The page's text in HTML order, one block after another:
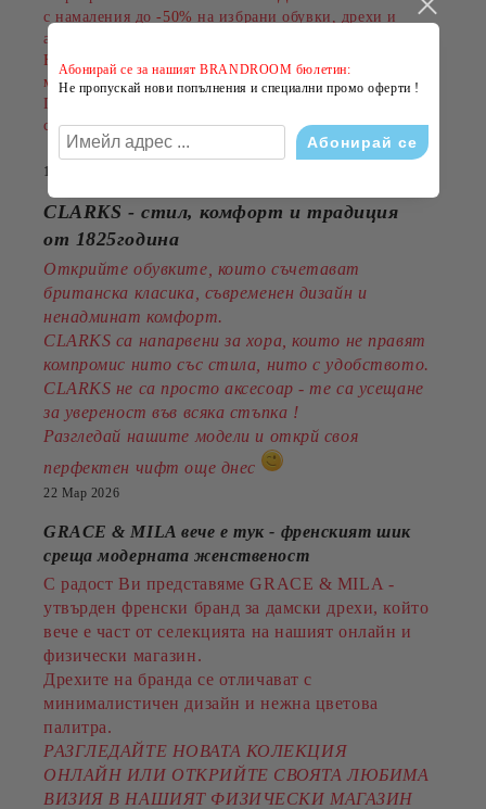
с намаления до -50% на избрани обувки, дрехи и
аксесоари.
Намаленията важат за разнообразни артикули и
марки, а количествата са ограничени.
Пазарувайте сега и подарете на лятото си повече
стил на по-добра цена!
14 Юли 2026
CLARKS - стил, комфорт и традиция
от 1825година
Открийте обувките, които съчетават
британска класика, съвременен дизайн и
ненадминат комфорт.
CLARKS са напарвени за хора, които не правят
компромис нито със стила, нито с удобството.
CLARKS не са просто аксесоар - те са усещане
за увереност във всяка стъпка !
Разгледай нашите модели и открй своя
перфектен чифт още днес
22 Мар 2026
GRACE & MILA вече е тук - френският шик
среща модерната женственост
С радост Ви представяме GRACE & MILA -
утвърден френски бранд за дамски дрехи, който
вече е част от селекцията на нашият онлайн и
физически магазин.
Дрехите на бранда се отличават с
минималистичен дизайн и нежна цветова
палитра.
РАЗГЛЕДАЙТЕ НОВАТА КОЛЕКЦИЯ
ОНЛАЙН ИЛИ ОТКРИЙТЕ СВОЯТА ЛЮБИМА
ВИЗИЯ В НАШИЯТ ФИЗИЧЕСКИ МАГАЗИН
Абонирай се за нашият BRANDROOM бюлетин:
Не пропускай нови попълнения и специални промо оферти !